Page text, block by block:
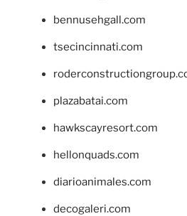
bennusehgall.com
tsecincinnati.com
plazabatai.com
hawkscayresort.com
hellonquads.com
diarioanimales.com
decogaleri.com